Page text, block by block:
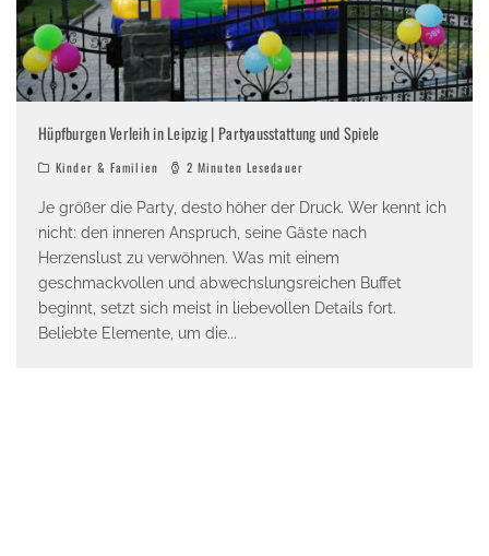
Hüpfburgen Verleih in Leipzig | Partyausstattung und Spiele
Kinder & Familien 2 Minuten Lesedauer
Je größer die Party, desto höher der Druck. Wer kennt ich
nicht: den inneren Anspruch, seine Gäste nach
Herzenslust zu verwöhnen. Was mit einem
geschmackvollen und abwechslungsreichen Buffet
beginnt, setzt sich meist in liebevollen Details fort.
Beliebte Elemente, um die...